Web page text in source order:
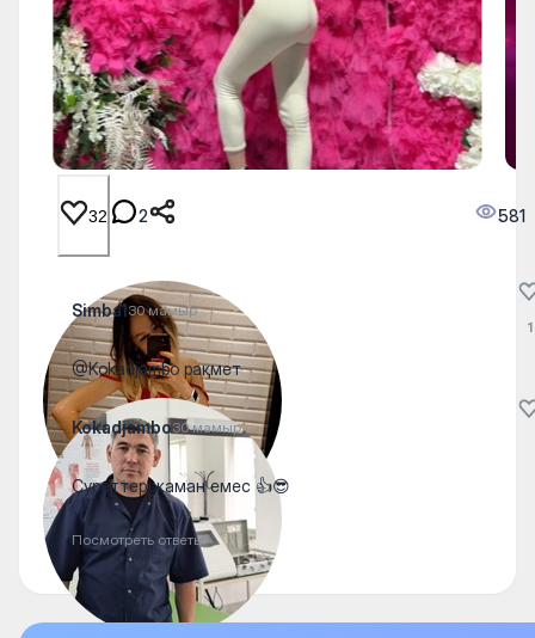
32 2 581
Simba130 мамыр
@Kokadjambo рақмет
1
Kokadjambo30 мамыр
Суреттер жаман емес 👍😎
Посмотреть ответы